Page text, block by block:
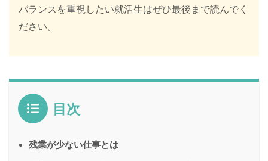
バランスを重視したい就活生はぜひ最後まで読んでく
ださい。
目次
残業が少ない仕事とは